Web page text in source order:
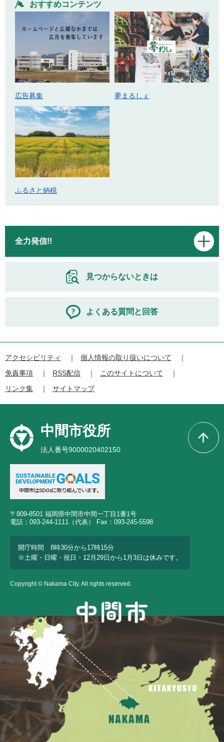
おすすめコンテンツ
広告募集 夢まるしぇ
ふるさと納税
全力発信!!
見つからないときは
よくある質問と回答
アクセシビリティ
個人情報の取り扱いについて
免責事項
RSS配信
このサイトについて
リンク集
サイトマップ
中間市役所
法人番号9000020402150
〒809-8501 福岡県中間市中間一丁目1番1号
電話：093-244-1111（代表） Fax：093-245-5598
開庁時間 8時30分から17時15分
※土曜・日曜・祝日・12月29日から1月3日は休みです。
Copyright © Nakama City. All rights reserved.